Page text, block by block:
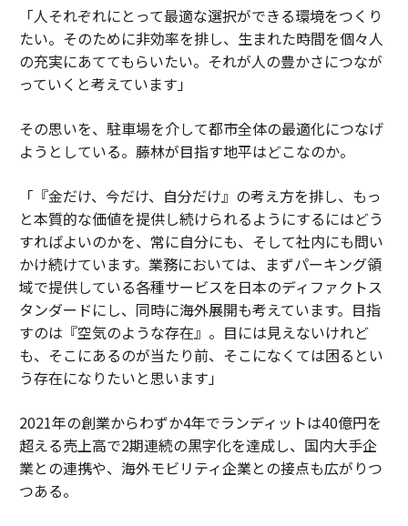
「人それぞれにとって最適な選択ができる環境をつくり
たい。そのために非効率を排し、生まれた時間を個々人
の充実にあててもらいたい。それが人の豊かさにつなが
っていくと考えています」
その思いを、駐車場を介して都市全体の最適化につなげ
ようとしている。藤林が目指す地平はどこなのか。
「『金だけ、今だけ、自分だけ』の考え方を排し、もっ
と本質的な価値を提供し続けられるようにするにはどう
すればよいのかを、常に自分にも、そして社内にも問い
かけ続けています。業務においては、まずパーキング領
域で提供している各種サービスを日本のディファクトス
タンダードにし、同時に海外展開も考えています。目指
すのは『空気のような存在』。目には見えないけれど
も、そこにあるのが当たり前、そこになくては困るとい
う存在になりたいと思います」
2021年の創業からわずか4年でランディットは40億円を
超える売上高で2期連続の黒字化を達成し、国内大手企
業との連携や、海外モビリティ企業との接点も広がりつ
つある。